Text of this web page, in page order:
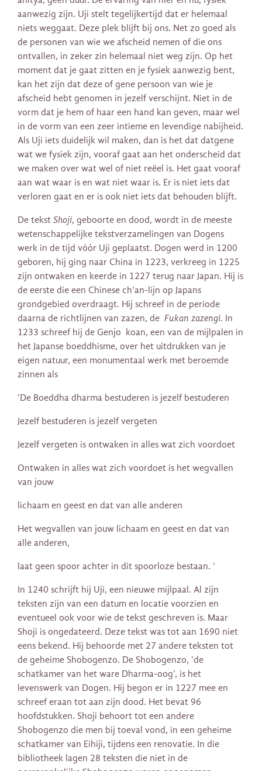
aanwezig zijn. Uji stelt tegelijkertijd dat er helemaal
niets weggaat. Deze plek blijft bij ons. Net zo goed als
de personen van wie we afscheid nemen of die ons
ontvallen, in zeker zin helemaal niet weg zijn. Op het
moment dat je gaat zitten en je fysiek aanwezig bent,
kan het zijn dat deze of gene persoon van wie je
afscheid hebt genomen in jezelf verschijnt. Niet in de
vorm dat je hem of haar een hand kan geven, maar wel
in de vorm van een zeer intieme en levendige nabijheid.
Als Uji iets duidelijk wil maken, dan is het dat datgene
wat we fysiek zijn, vooraf gaat aan het onderscheid dat
we maken over wat wel of niet reëel is. Het gaat vooraf
aan wat waar is en wat niet waar is. Er is niet iets dat
verloren gaat en er is ook niet iets dat behouden blijft.
De tekst Shoji, geboorte en dood, wordt in de meeste
wetenschappelijke tekstverzamelingen van Dogens
werk in de tijd vóór Uji geplaatst. Dogen werd in 1200
geboren, hij ging naar China in 1223, verkreeg in 1225
zijn ontwaken en keerde in 1227 terug naar Japan. Hij is
de eerste die een Chinese ch’an-lijn op Japans
grondgebied overdraagt. Hij schreef in de periode
daarna de richtlijnen van zazen, de Fukan zazengi. In
1233 schreef hij de Genjo koan, een van de mijlpalen in
het Japanse boeddhisme, over het uitdrukken van je
eigen natuur, een monumentaal werk met beroemde
zinnen als
‘De Boeddha dharma bestuderen is jezelf bestuderen
Jezelf bestuderen is jezelf vergeten
Jezelf vergeten is ontwaken in alles wat zich voordoet
Ontwaken in alles wat zich voordoet is het wegvallen
van jouw
lichaam en geest en dat van alle anderen
Het wegvallen van jouw lichaam en geest en dat van
alle anderen,
laat geen spoor achter in dit spoorloze bestaan. ’
In 1240 schrijft hij Uji, een nieuwe mijlpaal. Al zijn
teksten zijn van een datum en locatie voorzien en
eventueel ook voor wie de tekst geschreven is. Maar
Shoji is ongedateerd. Deze tekst was tot aan 1690 niet
eens bekend. Hij behoorde met 27 andere teksten tot
de geheime Shobogenzo. De Shobogenzo, ‘de
schatkamer van het ware Dharma-oog’, is het
levenswerk van Dogen. Hij begon er in 1227 mee en
schreef eraan tot aan zijn dood. Het bevat 96
hoofdstukken. Shoji behoort tot een andere
Shobogenzo die men bij toeval vond, in een geheime
schatkamer van Eihiji, tijdens een renovatie. In die
bibliotheek lagen 28 teksten die niet in de